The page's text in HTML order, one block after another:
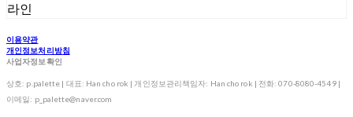
라인
이용약관
개인정보처리방침
사업자정보확인
상호: p.palette | 대표: Han cho rok | 개인정보관리책임자: Han cho rok | 전화: 070-8080-4549 |
이메일: p_palette@naver.com